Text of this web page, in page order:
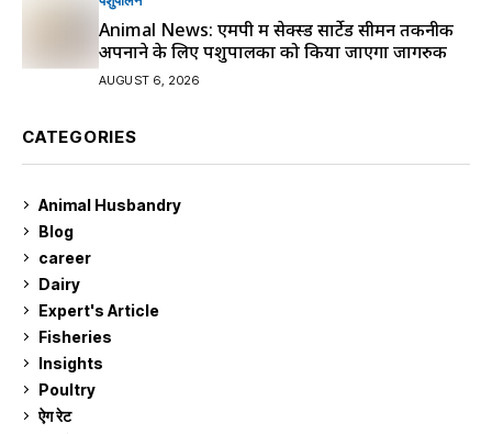
Animal News: एमपी में सेक्स्ड सार्टेड सीमन तकनीक
अपनाने के लिए पशुपालकों को किया जाएगा जागरुक
AUGUST 6, 2026
CATEGORIES
Animal Husbandry
Blog
career
Dairy
Expert's Article
Fisheries
Insights
Poultry
ऐग रेट